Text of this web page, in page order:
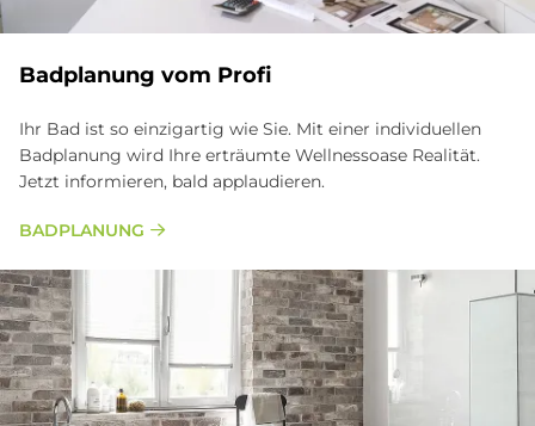
Bad­pla­nung vom Pro­fi
Ihr Bad ist so einzigartig wie Sie. Mit einer individuellen
Badplanung wird Ihre erträumte Wellnessoase Realität.
Jetzt informieren, bald applaudieren.
BADPLANUNG